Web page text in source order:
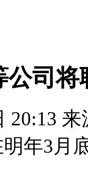
公司
20:13
年3月